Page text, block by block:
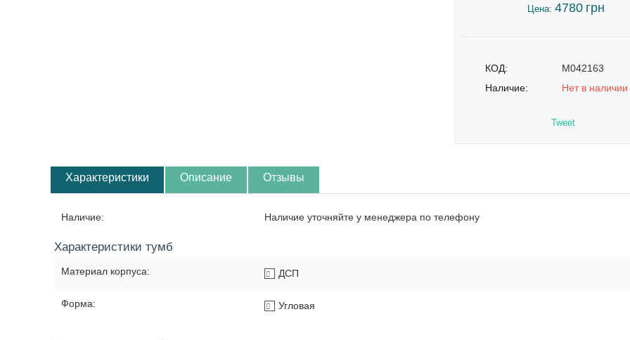
Цена: 4780 грн
КОД:
M042163
Наличие:
Нет в наличии
Tweet
Характеристики Описание Отзывы
Наличие: Наличие уточняйте у менеджера по телефону
Характеристики тумб
Материал корпуса: ДСП
Форма: Угловая